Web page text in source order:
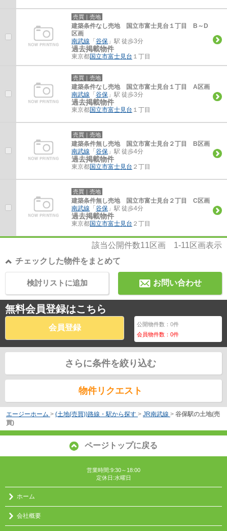
売買｜売地
建築条件なし売地 国立市富士見台１丁目 B～D
区画
南武線 「 谷保 」駅 徒歩3分
過去掲載物件
東京都国立市富士見台 １丁目
売買｜売地
建築条件なし売地 国立市富士見台１丁目 A区画
南武線 「 谷保 」駅 徒歩3分
過去掲載物件
東京都国立市富士見台 １丁目
売買｜売地
建築条件無し売地 国立市富士見台２丁目 B区画
南武線 「 谷保 」駅 徒歩4分
過去掲載物件
東京都国立市富士見台 ２丁目
売買｜売地
建築条件無し売地 国立市富士見台２丁目 C区画
南武線 「 谷保 」駅 徒歩4分
過去掲載物件
東京都国立市富士見台 ２丁目
該当公開件数11区画 1-11区画表示
チェックした物件をまとめて
お問い合わせ
検討リストに追加
無料会員登録はこちら
会員登録 公開物件数：0件
会員物件数：0件
さらに条件を絞り込む
物件リクエスト
エージーホーム > (土地(売買))路線・駅から探す > JR南武線 > 谷保駅の土地(売
買)
ページトップに戻る
営業時間:9:30～18:00
定休日:水曜日
ホーム
会社概要